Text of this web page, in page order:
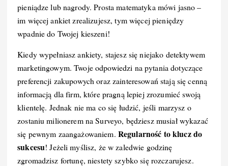
pieniądze lub nagrody. Prosta matematyka mówi jasno –
im więcej ankiet zrealizujesz, tym więcej pieniędzy
wpadnie do Twojej kieszeni!
Kiedy wypełniasz ankiety, stajesz się niejako detektywem
marketingowym. Twoje odpowiedzi na pytania dotyczące
preferencji zakupowych oraz zainteresowań stają się cenną
informacją dla firm, które pragną lepiej zrozumieć swoją
klientelę. Jednak nie ma co się łudzić, jeśli marzysz o
zostaniu milionerem na Surveyo, będziesz musiał wykazać
się pewnym zaangażowaniem. Regularność to klucz do
sukcesu! Jeżeli myślisz, że w zaledwie godzinę
zgromadzisz fortunę, niestety szybko się rozczarujesz.